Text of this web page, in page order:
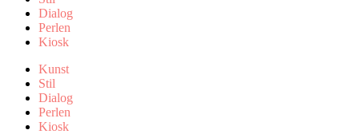
Dialog
Perlen
Kiosk
Kunst
Stil
Dialog
Perlen
Kiosk